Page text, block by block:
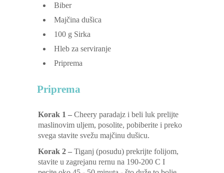
Biber
Majčina dušica
100 g Sirka
Hleb za serviranje
Priprema
Priprema
Korak 1 – Cheery paradajz i beli luk prelijte
maslinovim uljem, posolite, pobiberite i preko
svega stavite svežu majčinu dušicu.
Korak 2 – Tiganj (posudu) prekrijte folijom,
stavite u zagrejanu rernu na 190-200 C I